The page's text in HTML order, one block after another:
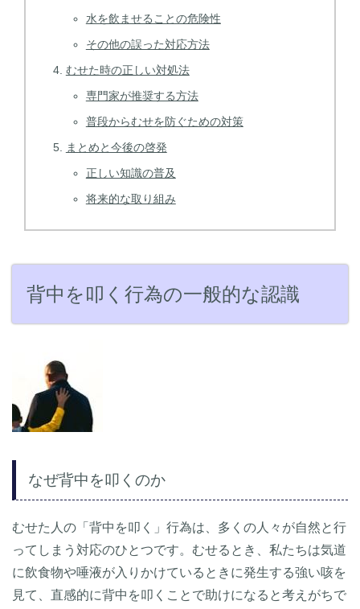
水を飲ませることの危険性
その他の誤った対応方法
むせた時の正しい対処法
専門家が推奨する方法
普段からむせを防ぐための対策
まとめと今後の啓発
正しい知識の普及
将来的な取り組み
背中を叩く行為の一般的な認識
なぜ背中を叩くのか
むせた人の「背中を叩く」行為は、多くの人々が自然と行
ってしまう対応のひとつです。むせるとき、私たちは気道
に飲食物や唾液が入りかけているときに発生する強い咳を
見て、直感的に背中を叩くことで助けになると考えがちで